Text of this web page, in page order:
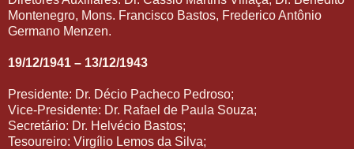
Montenegro, Mons. Francisco Bastos, Frederico Antônio
Germano Menzen.
19/12/1941 – 13/12/1943
Presidente: Dr. Décio Pacheco Pedroso;
Vice-Presidente: Dr. Rafael de Paula Souza;
Secretário: Dr. Helvécio Bastos;
Tesoureiro: Virgílio Lemos da Silva;